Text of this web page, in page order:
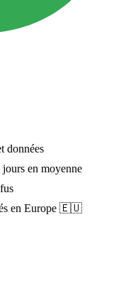
données
en moyenne
en Europe 🇪🇺